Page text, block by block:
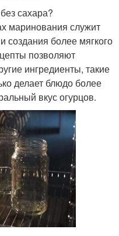
сахара?
маринования служит
создания более мягкого
позволяют
ингредиенты, такие
делает блюдо более
вкус огурцов.